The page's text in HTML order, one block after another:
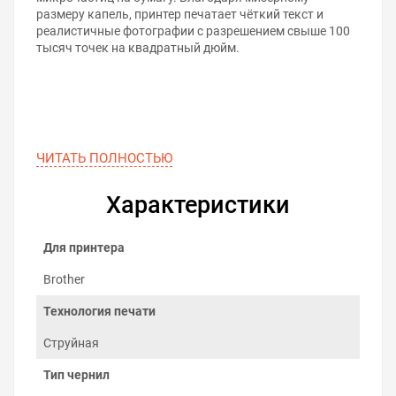
размеру капель, принтер печатает чёткий текст и
реалистичные фотографии с разрешением свыше 100
тысяч точек на квадратный дюйм.
водорастворимых чернил
ЧИТАТЬ ПОЛНОСТЬЮ
Характеристики
Для принтера
Brother
Технология печати
Струйная
Тип чернил